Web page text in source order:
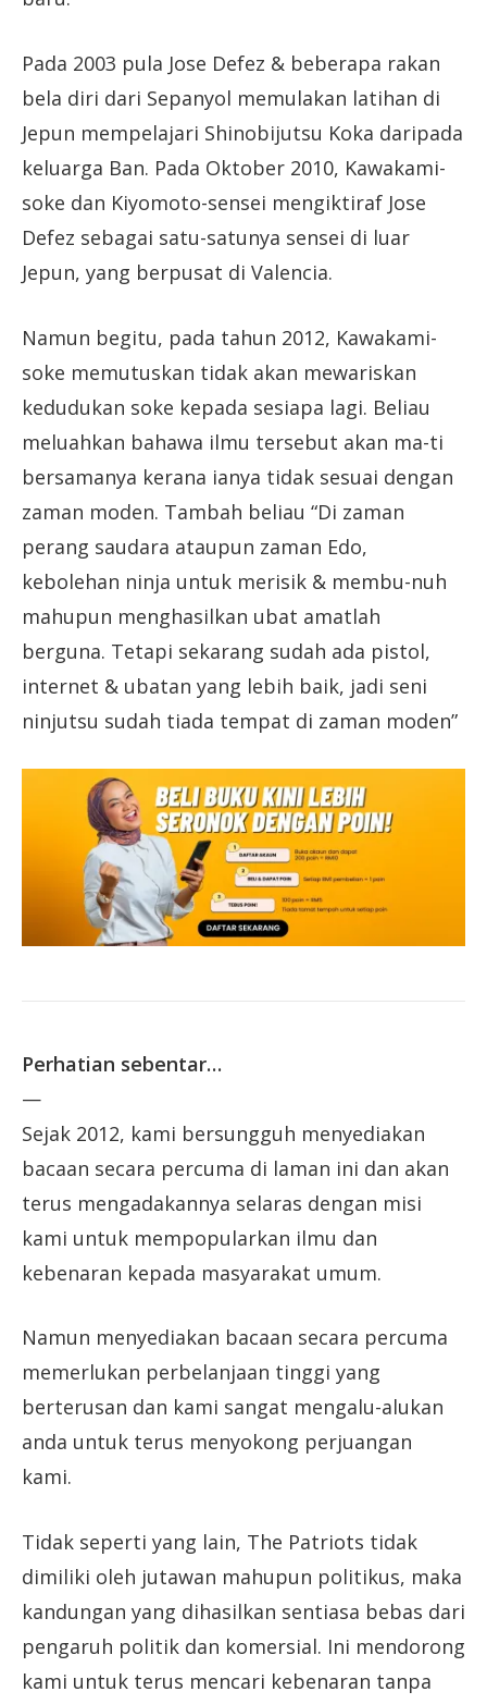
Pada 2003 pula Jose Defez & beberapa rakan
bela diri dari Sepanyol memulakan latihan di
Jepun mempelajari Shinobijutsu Koka daripada
keluarga Ban. Pada Oktober 2010, Kawakami-
soke dan Kiyomoto-sensei mengiktiraf Jose
Defez sebagai satu-satunya sensei di luar
Jepun, yang berpusat di Valencia.
Namun begitu, pada tahun 2012, Kawakami-
soke memutuskan tidak akan mewariskan
kedudukan soke kepada sesiapa lagi. Beliau
meluahkan bahawa ilmu tersebut akan ma-ti
bersamanya kerana ianya tidak sesuai dengan
zaman moden. Tambah beliau “Di zaman
perang saudara ataupun zaman Edo,
kebolehan ninja untuk merisik & membu-nuh
mahupun menghasilkan ubat amatlah
berguna. Tetapi sekarang sudah ada pistol,
internet & ubatan yang lebih baik, jadi seni
ninjutsu sudah tiada tempat di zaman moden”
Perhatian sebentar…
—
Sejak 2012, kami bersungguh menyediakan
bacaan secara percuma di laman ini dan akan
terus mengadakannya selaras dengan misi
kami untuk mempopularkan ilmu dan
kebenaran kepada masyarakat umum.
Namun menyediakan bacaan secara percuma
memerlukan perbelanjaan tinggi yang
berterusan dan kami sangat mengalu-alukan
anda untuk terus menyokong perjuangan
kami.
Tidak seperti yang lain, The Patriots tidak
dimiliki oleh jutawan mahupun politikus, maka
kandungan yang dihasilkan sentiasa bebas dari
pengaruh politik dan komersial. Ini mendorong
kami untuk terus mencari kebenaran tanpa